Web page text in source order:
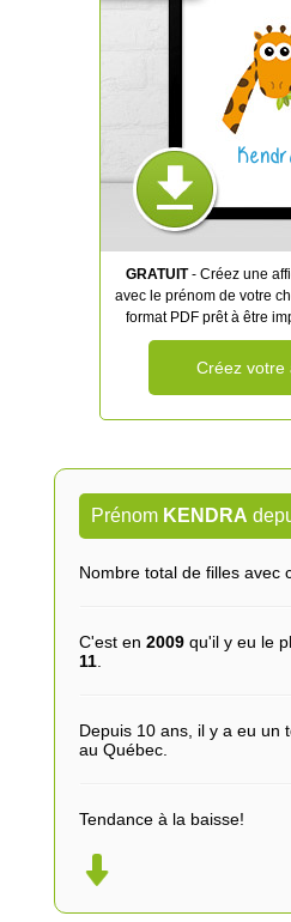
GRATUIT- Créez une
avec le prénom de votre
format PDF prêt à être
Créez votre
Prénom KENDRA
Nombre total de filles avec
C'est en 2009qu'il y eu le
11.
Depuis 10 ans, il y a eu un
au Québec.
Tendance à la baisse!